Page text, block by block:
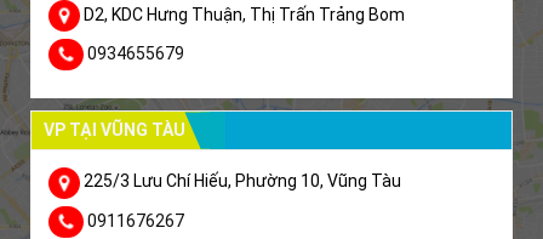
D2, KDC Hưng Thuận, Thị Trấn Trảng Bom
0934655679
VP TẠI VŨNG TÀU
225/3 Lưu Chí Hiếu, Phường 10, Vũng Tàu
0911676267